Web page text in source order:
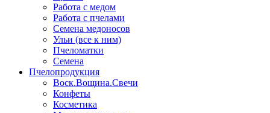
Работа с медом
Работа с пчелами
Семена медоносов
Ульи (все к ним)
Пчеломатки
Семена
Пчелопродукция
Воск.Вощина.Свечи
Конфеты
Косметика